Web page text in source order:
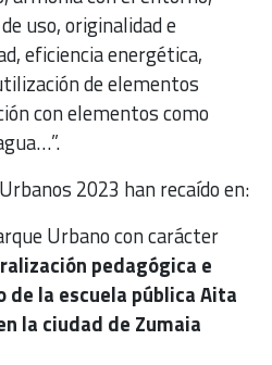
uso, originalidad e
eficiencia energética,
de elementos
con elementos como
2023 han recaído en:
Urbano con carácter
pedagógica e
la escuela pública Aita
la ciudad de Zumaia